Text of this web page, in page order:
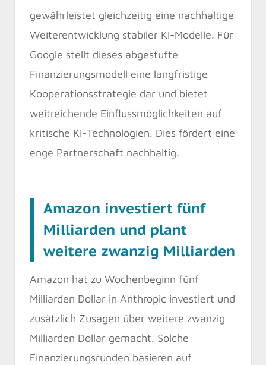
gewährleistet gleichzeitig eine nachhaltige
Weiterentwicklung stabiler KI-Modelle. Für
Google stellt dieses abgestufte
Finanzierungsmodell eine langfristige
Kooperationsstrategie dar und bietet
weitreichende Einflussmöglichkeiten auf
kritische KI-Technologien. Dies fördert eine
enge Partnerschaft nachhaltig.
Amazon investiert fünf
Milliarden und plant
weitere zwanzig Milliarden
Amazon hat zu Wochenbeginn fünf
Milliarden Dollar in Anthropic investiert und
zusätzlich Zusagen über weitere zwanzig
Milliarden Dollar gemacht. Solche
Finanzierungsrunden basieren auf